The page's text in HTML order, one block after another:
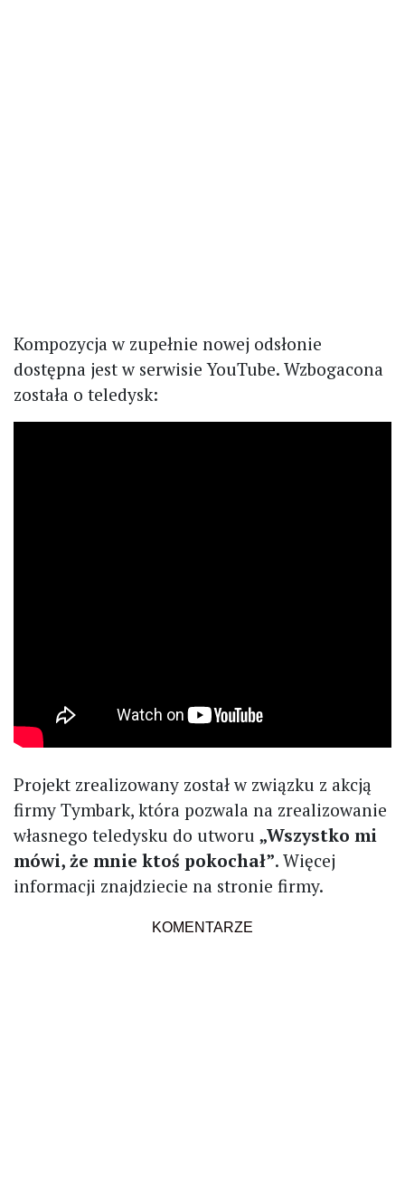
Kompozycja w zupełnie nowej odsłonie
dostępna jest w serwisie YouTube. Wzbogacona
została o teledysk:
Projekt zrealizowany został w związku z akcją
firmy Tymbark, która pozwala na zrealizowanie
własnego teledysku do utworu „Wszystko mi
mówi, że mnie ktoś pokochał”. Więcej
informacji znajdziecie na stronie firmy.
KOMENTARZE